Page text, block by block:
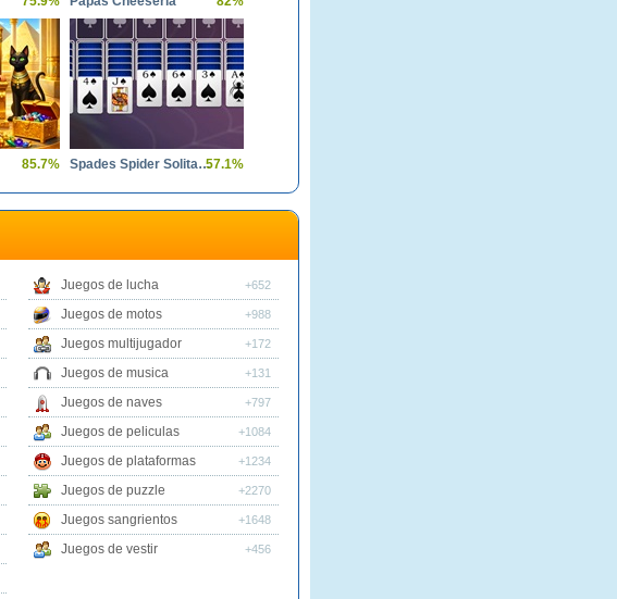
85.7% Spades Spider Solitaire57.1%
Juegos de lucha +652
Juegos de motos +988
Juegos multijugador +172
Juegos de musica +131
Juegos de naves +797
Juegos de peliculas +1084
Juegos de plataformas +1234
Juegos de puzzle +2270
Juegos sangrientos +1648
Juegos de vestir +456